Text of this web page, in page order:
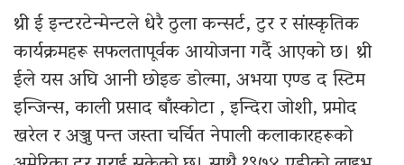
थ्री ई इन्टरटेन्मेन्टले धेरै ठुला कन्सर्ट, टुर र सांस्कृतिक
कार्यक्रमहरू सफलतापूर्वक आयोजना गर्दै आएको छ। थ्री
ईले यस अघि आनी छोइङ डोल्मा, अभया एण्ड द स्टिम
इन्जिन्स, काली प्रसाद बाँस्कोटा , इन्दिरा जोशी, प्रमोद
खरेल र अञ्जु पन्त जस्ता चर्चित नेपाली कलाकारहरूको